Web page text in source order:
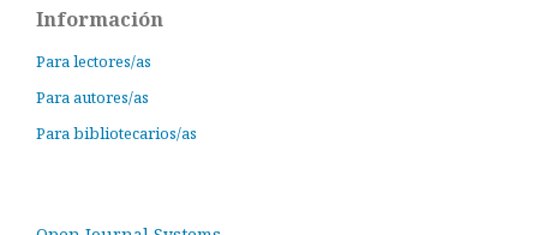
Información
Para lectores/as
Para autores/as
Para bibliotecarios/as